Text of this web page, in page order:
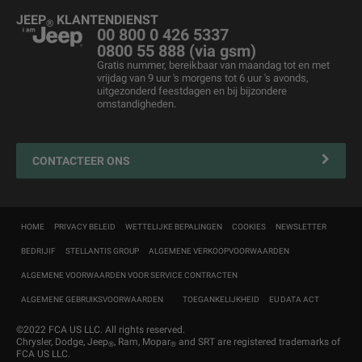
Tweedehandswagens
Voertuigonderhoud
Contacteer uw Erkende Hersteller
Mopar Connect
JEEP® KLANTENDIENST
00 800 0 426 5337
0800 55 888 (via gsm)
Gratis nummer, bereikbaar van maandag tot en met
vrijdag van 9 uur 's morgens tot 6 uur 's avonds,
uitgezonderd feestdagen en bij bijzondere
omstandigheden.
CONTACTEER ONS
HOME PRIVACY BELEID WETTELIJKE BEPALINGEN COOKIES NEWSLETTER
BEDRIJIF STELLANTIS GROUP ALGEMENE VERKOOPVOORWAARDEN
ALGEMENE VOORWAARDEN VOOR SERVICE CONTRACTEN
ALGEMENE GEBRUIKSVOORWAARDEN TOEGANKELIJKHEID EU DATA ACT
©2022 FCA US LLC. All rights reserved.
Chrysler, Dodge, Jeep®, Ram, Mopar® and SRT are registered trademarks of
FCA US LLC.